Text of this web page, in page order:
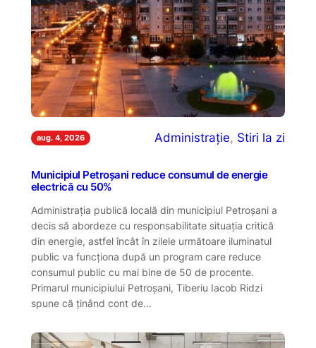
aug. 4, 2026 Administrație, Stiri la zi
Municipiul Petroșani reduce consumul de energie
electrică cu 50%
Administrația publică locală din municipiul Petroșani a
decis să abordeze cu responsabilitate situația critică
din energie, astfel încât în zilele următoare iluminatul
public va funcționa după un program care reduce
consumul public cu mai bine de 50 de procente.
Primarul municipiului Petroșani, Tiberiu Iacob Ridzi
spune că ținând cont de…